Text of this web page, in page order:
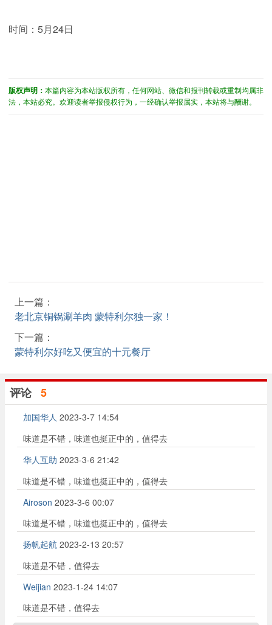
时间：5月24日
版权声明： 本篇内容为本站版权所有，任何网站、微信和报刊转载或重制均属非
法，本站必究。欢迎读者举报侵权行为，一经确认举报属实，本站将与酬谢。
上一篇：
老北京铜锅涮羊肉 蒙特利尔独一家！
下一篇：
蒙特利尔好吃又便宜的十元餐厅
评论 5
加国华人 2023-3-7 14:54
味道是不错，味道也挺正中的，值得去
华人互助 2023-3-6 21:42
味道是不错，味道也挺正中的，值得去
Airoson 2023-3-6 00:07
味道是不错，味道也挺正中的，值得去
扬帆起航 2023-2-13 20:57
味道是不错，值得去
Weijian 2023-1-24 14:07
味道是不错，值得去